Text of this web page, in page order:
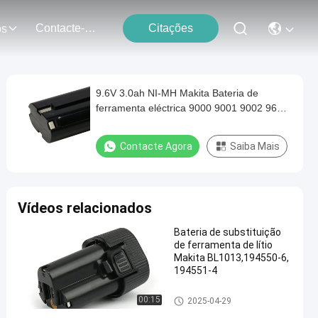
Contacte-Nos Citações
9.6V 3.0ah NI-MH Makita Bateria de
ferramenta eléctrica 9000 9001 9002 9600
Contacte Agora Saiba Mais
Vídeos relacionados
00:15
Bateria de substituição
de ferramenta de lítio
Makita BL1013,194550-6,
194551-4
Bateria de ferramenta elétrica
Makita
2025-04-29